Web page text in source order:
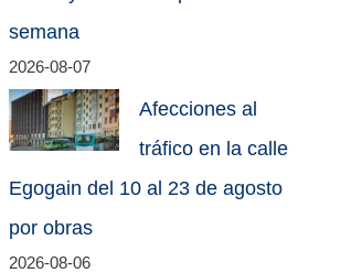
semana
2026-08-07
Afecciones al
tráfico en la calle
Egogain del 10 al 23 de agosto
por obras
2026-08-06